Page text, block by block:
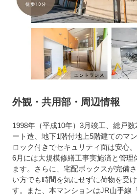
外観・共用部・周辺情報
1998年（平成10年）3月竣工、総戸数
ート造、地下1階付地上5階建てのマ
ロック付きでセキュリティ面は安心。
6月には大規模修繕工事実施済と管理
ます。さらに、宅配ボックスが完備
い方でも時間を気にせずに荷物を受
す。また、本マンションはJR山手線